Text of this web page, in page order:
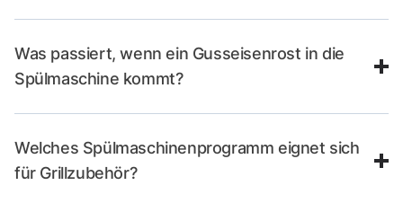
Was passiert, wenn ein Gusseisenrost in die
Spülmaschine kommt?
Welches Spülmaschinenprogramm eignet sich
für Grillzubehör?